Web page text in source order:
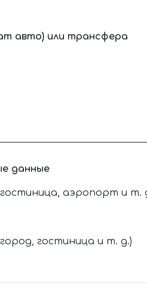
авто) или трансфера
данные
аэропорт и т.
гостиница и т. д.)